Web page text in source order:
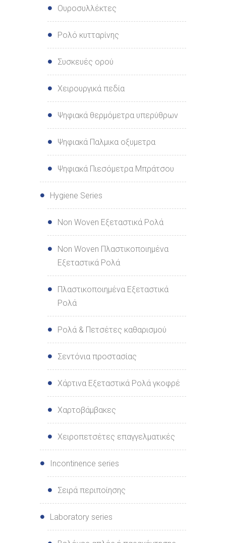
Ουροσυλλέκτες
Ρολό κυτταρίνης
Συσκευές oρού
Χειρουργικά πεδία
Ψηφιακά θερμόμετρα υπερύθρων
Ψηφιακά Παλμικα οξυμετρα
Ψηφιακά Πιεσόμετρα Μπράτσου
Hygiene Series
Non Woven Εξεταστικά Ρολά
Non Woven Πλαστικοποιημένα
Εξεταστικά Ρολά
Πλαστικοποιημένα Εξεταστικά
Ρολά
Ρολά & Πετσέτες καθαρισμού
Σεντόνια προστασίας
Χάρτινα Εξεταστικά Ρολά γκοφρέ
Χαρτοβάμβακες
Χειροπετσέτες επαγγελματικές
Incontinence series
Σειρά περιποίησης
Laboratory series